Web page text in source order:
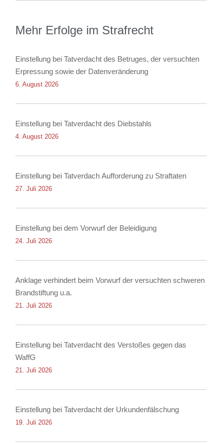
Mehr Erfolge im Strafrecht
Einstellung bei Tatverdacht des Betruges, der versuchten
Erpressung sowie der Datenveränderung
6. August 2026
Einstellung bei Tatverdacht des Diebstahls
4. August 2026
Einstellung bei Tatverdach Aufforderung zu Straftaten
27. Juli 2026
Einstellung bei dem Vorwurf der Beleidigung
24. Juli 2026
Anklage verhindert beim Vorwurf der versuchten schweren
Brandstiftung u.a.
21. Juli 2026
Einstellung bei Tatverdacht des Verstoßes gegen das
WaffG
21. Juli 2026
Einstellung bei Tatverdacht der Urkundenfälschung
19. Juli 2026